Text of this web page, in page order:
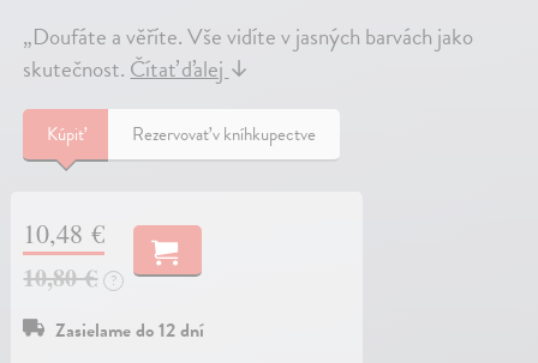
„Doufáte a věříte. Vše vidíte v jasných barvách jako
skutečnost. Čítať ďalej ↓
Kúpiť Rezervovať v kníhkupectve
10,48 €
10,80 €
?
Zasielame do 12 dní